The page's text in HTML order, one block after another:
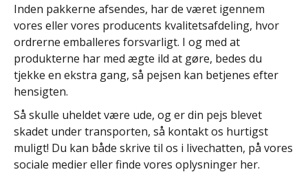
Inden pakkerne afsendes, har de været igennem
vores eller vores producents kvalitetsafdeling, hvor
ordrerne emballeres forsvarligt. I og med at
produkterne har med ægte ild at gøre, bedes du
tjekke en ekstra gang, så pejsen kan betjenes efter
hensigten.
Så skulle uheldet være ude, og er din pejs blevet
skadet under transporten, så kontakt os hurtigst
muligt! Du kan både skrive til os i livechatten, på vores
sociale medier eller finde vores oplysninger her.